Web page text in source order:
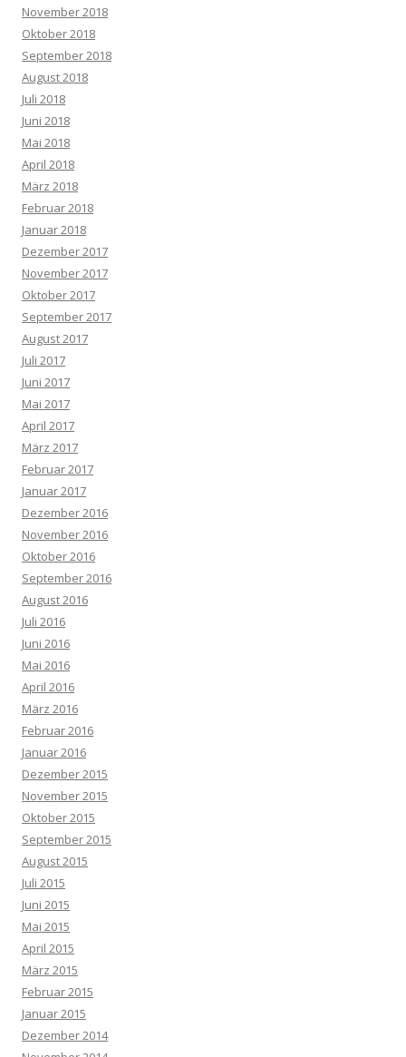
November 2018
Oktober 2018
September 2018
August 2018
Juli 2018
Juni 2018
Mai 2018
April 2018
März 2018
Februar 2018
Januar 2018
Dezember 2017
November 2017
Oktober 2017
September 2017
August 2017
Juli 2017
Juni 2017
Mai 2017
April 2017
März 2017
Februar 2017
Januar 2017
Dezember 2016
November 2016
Oktober 2016
September 2016
August 2016
Juli 2016
Juni 2016
Mai 2016
April 2016
März 2016
Februar 2016
Januar 2016
Dezember 2015
November 2015
Oktober 2015
September 2015
August 2015
Juli 2015
Juni 2015
Mai 2015
April 2015
März 2015
Februar 2015
Januar 2015
Dezember 2014